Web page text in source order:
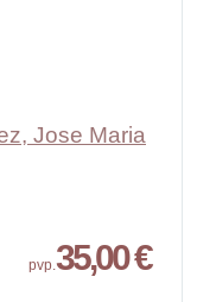
Jose Maria
pvp.35,00 €